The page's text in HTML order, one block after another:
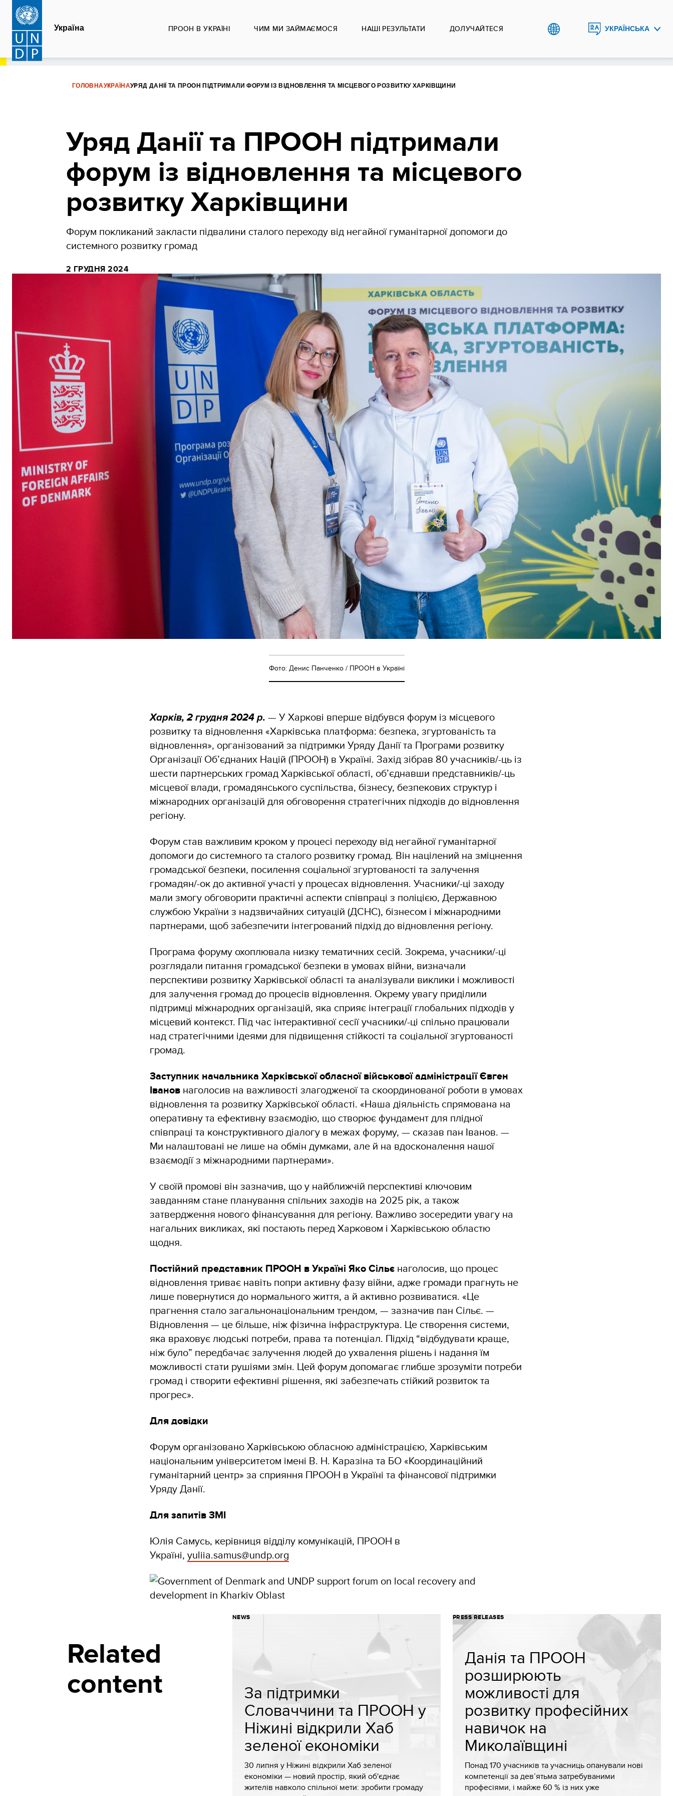
Перейти
основного
вмісту
Україна ПРООН В УКРАЇНІ ЧИМ МИ ЗАЙМАЄМОСЯ НАШІ РЕЗУЛЬТАТИ ДОЛУЧАЙТЕСЯ УКРАЇНСЬКА
ГОЛОВНАУКРАЇНАУРЯД ДАНІЇ ТА ПРООН ПІДТРИМАЛИ ФОРУМ ІЗ ВІДНОВЛЕННЯ ТА МІСЦЕВОГО РОЗВИТКУ ХАРКІВЩИНИ
Уряд Данії та ПРООН підтримали
форум із відновлення та місцевого
розвитку Харківщини
Форум покликаний закласти підвалини сталого переходу від негайної гуманітарної допомоги до
системного розвитку громад
2 ГРУДНЯ 2024
Фото: Денис Панченко / ПРООН в Україні
Харків, 2 грудня 2024 р. — У Харкові вперше відбувся форум із місцевого
розвитку та відновлення «Харківська платформа: безпека, згуртованість та
відновлення», організований за підтримки Уряду Данії та Програми розвитку
Організації Об’єднаних Націй (ПРООН) в Україні. Захід зібрав 80 учасників/-ць із
шести партнерських громад Харківської області, об’єднавши представників/-ць
місцевої влади, громадянського суспільства, бізнесу, безпекових структур і
міжнародних організацій для обговорення стратегічних підходів до відновлення
регіону.
Форум став важливим кроком у процесі переходу від негайної гуманітарної
допомоги до системного та сталого розвитку громад. Він націлений на зміцнення
громадської безпеки, посилення соціальної згуртованості та залучення
громадян/-ок до активної участі у процесах відновлення. Учасники/-ці заходу
мали змогу обговорити практичні аспекти співпраці з поліцією, Державною
службою України з надзвичайних ситуацій (ДСНС), бізнесом і міжнародними
партнерами, щоб забезпечити інтегрований підхід до відновлення регіону.
Програма форуму охоплювала низку тематичних сесій. Зокрема, учасники/-ці
розглядали питання громадської безпеки в умовах війни, визначали
перспективи розвитку Харківської області та аналізували виклики і можливості
для залучення громад до процесів відновлення. Окрему увагу приділили
підтримці міжнародних організацій, яка сприяє інтеграції глобальних підходів у
місцевий контекст. Під час інтерактивної сесії учасники/-ці спільно працювали
над стратегічними ідеями для підвищення стійкості та соціальної згуртованості
громад.
Заступник начальника Харківської обласної військової адміністрації Євген
Іванов наголосив на важливості злагодженої та скоординованої роботи в умовах
відновлення та розвитку Харківської області. «Наша діяльність спрямована на
оперативну та ефективну взаємодію, що створює фундамент для плідної
співпраці та конструктивного діалогу в межах форуму, — сказав пан Іванов. —
Ми налаштовані не лише на обмін думками, але й на вдосконалення нашої
взаємодії з міжнародними партнерами».
У своїй промові він зазначив, що у найближчій перспективі ключовим
завданням стане планування спільних заходів на 2025 рік, а також
затвердження нового фінансування для регіону. Важливо зосередити увагу на
нагальних викликах, які постають перед Харковом і Харківською областю
щодня.
Постійний представник ПРООН в Україні Яко Сільє наголосив, що процес
відновлення триває навіть попри активну фазу війни, адже громади прагнуть не
лише повернутися до нормального життя, а й активно розвиватися. «Це
прагнення стало загальнонаціональним трендом, — зазначив пан Сільє. —
Відновлення — це більше, ніж фізична інфраструктура. Це створення системи,
яка враховує людські потреби, права та потенціал. Підхід “відбудувати краще,
ніж було” передбачає залучення людей до ухвалення рішень і надання їм
можливості стати рушіями змін. Цей форум допомагає глибше зрозуміти потреби
громад і створити ефективні рішення, які забезпечать стійкий розвиток та
прогрес».
Для довідки
Форум організовано Харківською обласною адміністрацією, Харківським
національним університетом імені В. Н. Каразіна та БО «Координаційний
гуманітарний центр» за сприяння ПРООН в Україні та фінансової підтримки
Уряду Данії.
Для запитів ЗМІ
Юлія Самусь, керівниця відділу комунікацій, ПРООН в
Україні, yuliia.samus@undp.org
Related
content
NEWS
За підтримки
Словаччини та ПРООН у
Ніжині відкрили Хаб
зеленої економіки
30 липня у Ніжині відкрили Хаб зеленої
економіки — новий простір, який об'єднає
жителів навколо спільної мети: зробити громаду
PRESS RELEASES
Данія та ПРООН
розширюють
можливості для
розвитку професійних
навичок на
Миколаївщині
Понад 170 учасників та учасниць опанували нові
компетенції за дев’ятьма затребуваними
професіями, і майже 60 % із них уже